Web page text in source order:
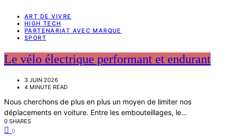
ART DE VIVRE
HIGH TECH
PARTENARIAT AVEC MARQUE
SPORT
Le vélo électrique performant et endurant
3 JUIN 2026
4 MINUTE READ
Nous cherchons de plus en plus un moyen de limiter nos
déplacements en voiture. Entre les embouteillages, le…
0 SHARES
0